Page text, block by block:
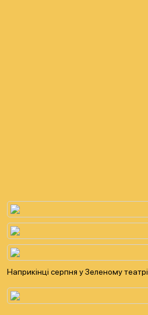
Наприкінці серпня у Зеленому театрі